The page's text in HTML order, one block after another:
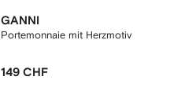
GANNI
Portemonnaie mit Herzmotiv
149 CHF